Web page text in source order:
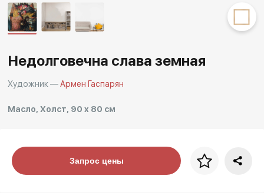
Недолговечна слава земная
Художник —Армен Гаспарян
Масло, Холст, 90 x 80 см
Цена за багетЗапрос цены